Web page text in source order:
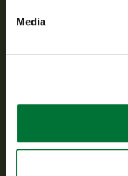
Media
asiakaspalvelu@riista.fi
Oma riista -asiat